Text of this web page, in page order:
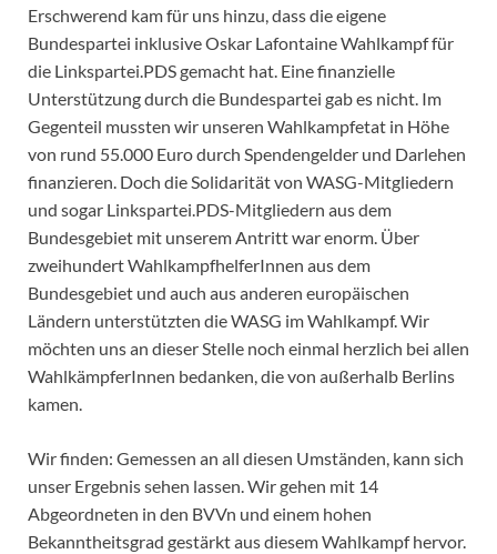
Erschwerend kam für uns hinzu, dass die eigene
Bundespartei inklusive Oskar Lafontaine Wahlkampf für
die Linkspartei.PDS gemacht hat. Eine finanzielle
Unterstützung durch die Bundespartei gab es nicht. Im
Gegenteil mussten wir unseren Wahlkampfetat in Höhe
von rund 55.000 Euro durch Spendengelder und Darlehen
finanzieren. Doch die Solidarität von WASG-Mitgliedern
und sogar Linkspartei.PDS-Mitgliedern aus dem
Bundesgebiet mit unserem Antritt war enorm. Über
zweihundert WahlkampfhelferInnen aus dem
Bundesgebiet und auch aus anderen europäischen
Ländern unterstützten die WASG im Wahlkampf. Wir
möchten uns an dieser Stelle noch einmal herzlich bei allen
WahlkämpferInnen bedanken, die von außerhalb Berlins
kamen.
Wir finden: Gemessen an all diesen Umständen, kann sich
unser Ergebnis sehen lassen. Wir gehen mit 14
Abgeordneten in den BVVn und einem hohen
Bekanntheitsgrad gestärkt aus diesem Wahlkampf hervor.